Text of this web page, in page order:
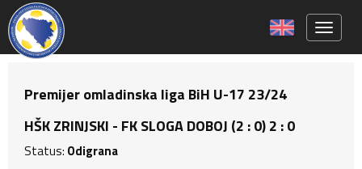
Premijer omladinska liga BiH U-17 23/24
HŠK ZRINJSKI - FK SLOGA DOBOJ (2 : 0) 2 : 0
Status: Odigrana